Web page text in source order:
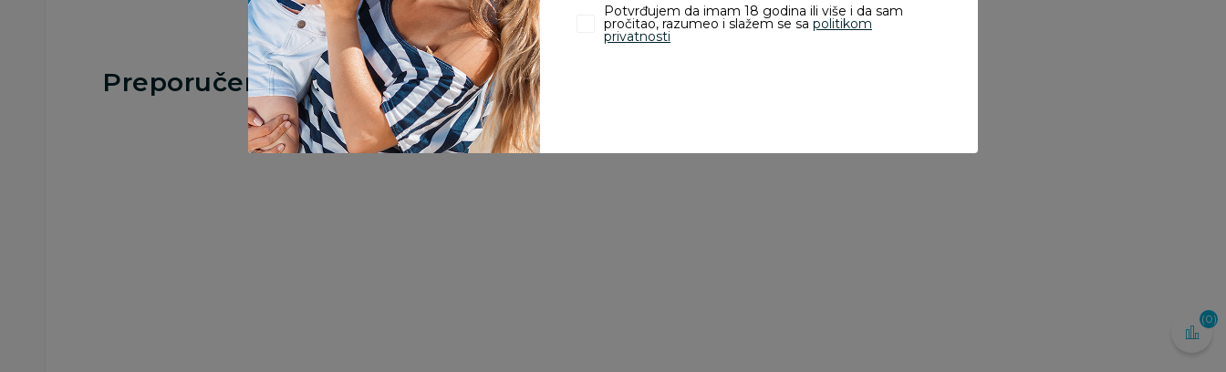
(0)
Preporučeno
Potvrđujem da imam 18 godina ili više i da sam
pročitao, razumeo i slažem se sa politikom
privatnosti